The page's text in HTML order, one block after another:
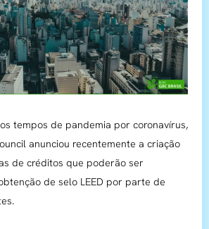
tempos de pandemia por coronavírus,
anunciou recentemente a criação
de créditos que poderão ser
de selo LEED por parte de